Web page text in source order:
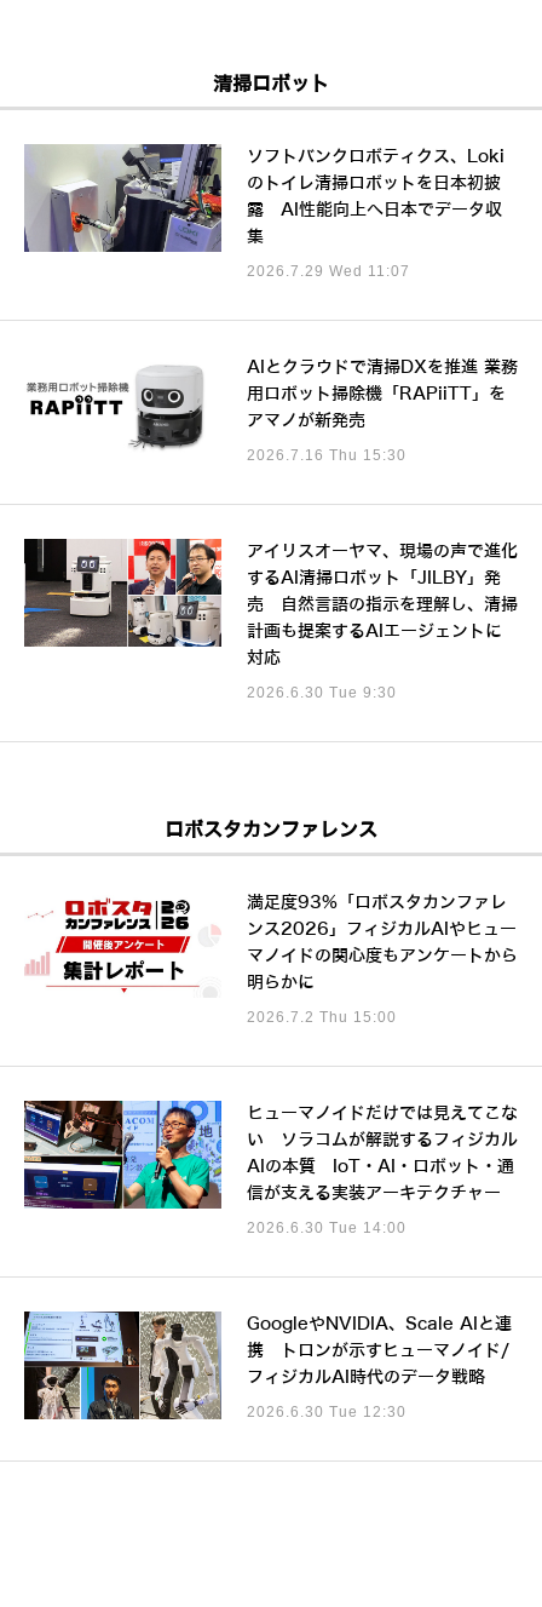
清掃ロボット
ソフトバンクロボティクス、Loki
のトイレ清掃ロボットを日本初披
露 AI性能向上へ日本でデータ収
集
2026.7.29 Wed 11:07
AIとクラウドで清掃DXを推進 業務
用ロボット掃除機「RAPiiTT」を
アマノが新発売
2026.7.16 Thu 15:30
アイリスオーヤマ、現場の声で進化
するAI清掃ロボット「JILBY」発
売 自然言語の指示を理解し、清掃
計画も提案するAIエージェントに
対応
2026.6.30 Tue 9:30
ロボスタカンファレンス
満足度93%「ロボスタカンファレ
ンス2026」フィジカルAIやヒュー
マノイドの関心度もアンケートから
明らかに
2026.7.2 Thu 15:00
ヒューマノイドだけでは見えてこな
い ソラコムが解説するフィジカル
AIの本質 IoT・AI・ロボット・通
信が支える実装アーキテクチャー
2026.6.30 Tue 14:00
GoogleやNVIDIA、Scale AIと連
携 トロンが示すヒューマノイド/
フィジカルAI時代のデータ戦略
2026.6.30 Tue 12:30